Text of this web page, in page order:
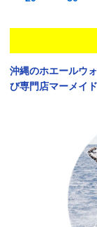
沖縄のホエールウ
び専門店マーメイド